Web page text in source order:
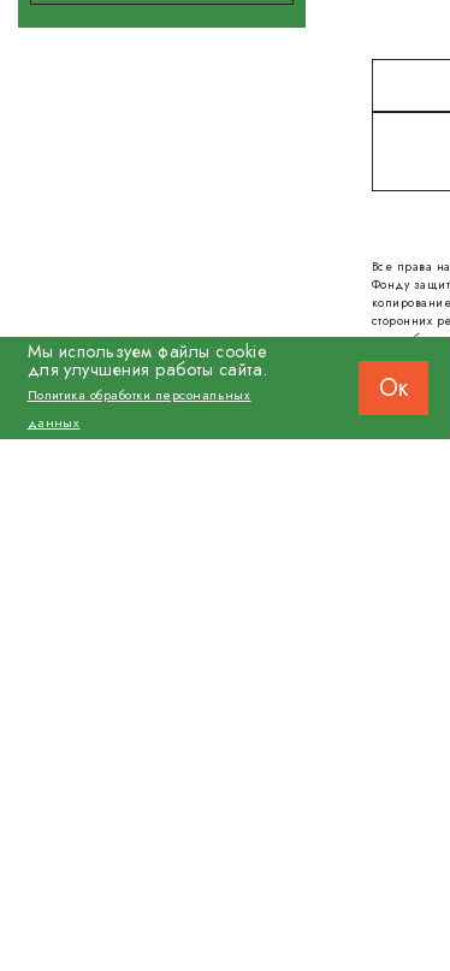
Все права
Фонду
сторонних
© 2026
Мы используем файлы cookie
для улучшения работы сайта.
Политика обработки персональных
данных
Ок